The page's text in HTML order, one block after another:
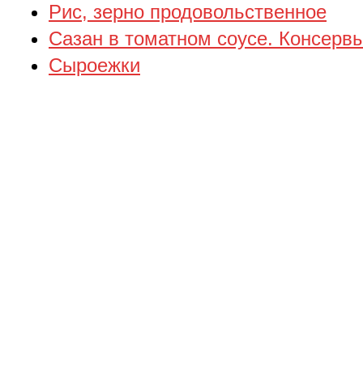
Рис, зерно продовольственное
Сазан в томатном соусе.
Сыроежки